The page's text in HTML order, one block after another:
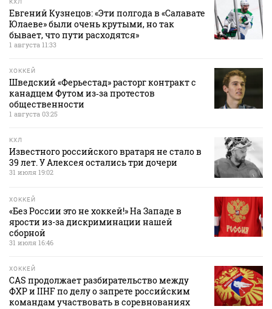
КХЛ
Евгений Кузнецов: «Эти полгода в «Салавате
Юлаеве» были очень крутыми, но так
бывает, что пути расходятся»
1 августа 11:33
ХОККЕЙ
Шведский «Ферьестад» расторг контракт с
канадцем Футом из‑за протестов
общественности
1 августа 03:25
КХЛ
Известного российского вратаря не стало в
39 лет. У Алексея остались три дочери
31 июля 19:02
ХОККЕЙ
«Без России это не хоккей!» На Западе в
ярости из-за дискриминации нашей
сборной
31 июля 16:46
ХОККЕЙ
CAS продолжает разбирательство между
ФХР и IIHF по делу о запрете российским
командам участвовать в соревнованиях